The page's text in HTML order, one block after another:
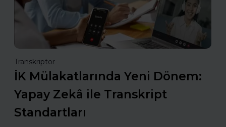
Transkriptor
İK Mülakatlarında Yeni Dönem:
Yapay Zekâ ile Transkript
Standartları